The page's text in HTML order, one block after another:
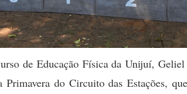
de Educação Física da Unijuí,
Primavera do Circuito das Estações,